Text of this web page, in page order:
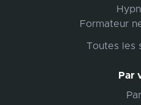
Formateur
Toutes les
Par